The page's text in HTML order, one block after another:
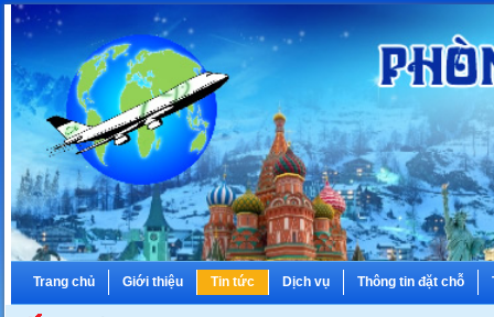
Trang chủ Giới thiệu Tin tức Dịch vụ Thông tin đặt chỗ